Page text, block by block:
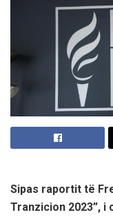
Sipas raportit të
Tranzicion 2023”, i